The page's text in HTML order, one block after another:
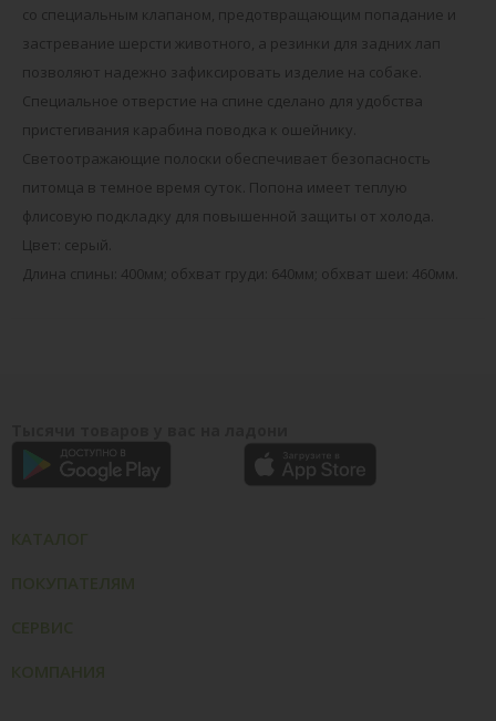
со специальным клапаном, предотвращающим попадание и
застревание шерсти животного, а резинки для задних лап
позволяют надежно зафиксировать изделие на собаке.
Специальное отверстие на спине сделано для удобства
пристегивания карабина поводка к ошейнику.
Светоотражающие полоски обеспечивает безопасность
питомца в темное время суток. Попона имеет теплую
флисовую подкладку для повышенной защиты от холода.
Цвет: серый.
Длина спины: 400мм; обхват груди: 640мм; обхват шеи: 460мм.